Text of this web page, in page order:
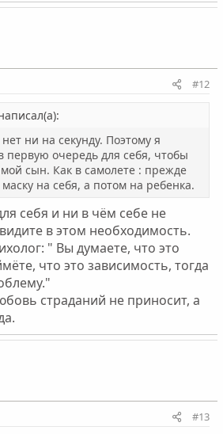
#12
ни на секунду. Поэтому я
первую очередь для себя, чтобы
сын. Как в самолете : прежде
на себя, а потом на ребенка.
себя и ни в чём себе не
в этом необходимость.
" Вы думаете, что это
что это зависимость, тогда
страданий не приносит, а
#13